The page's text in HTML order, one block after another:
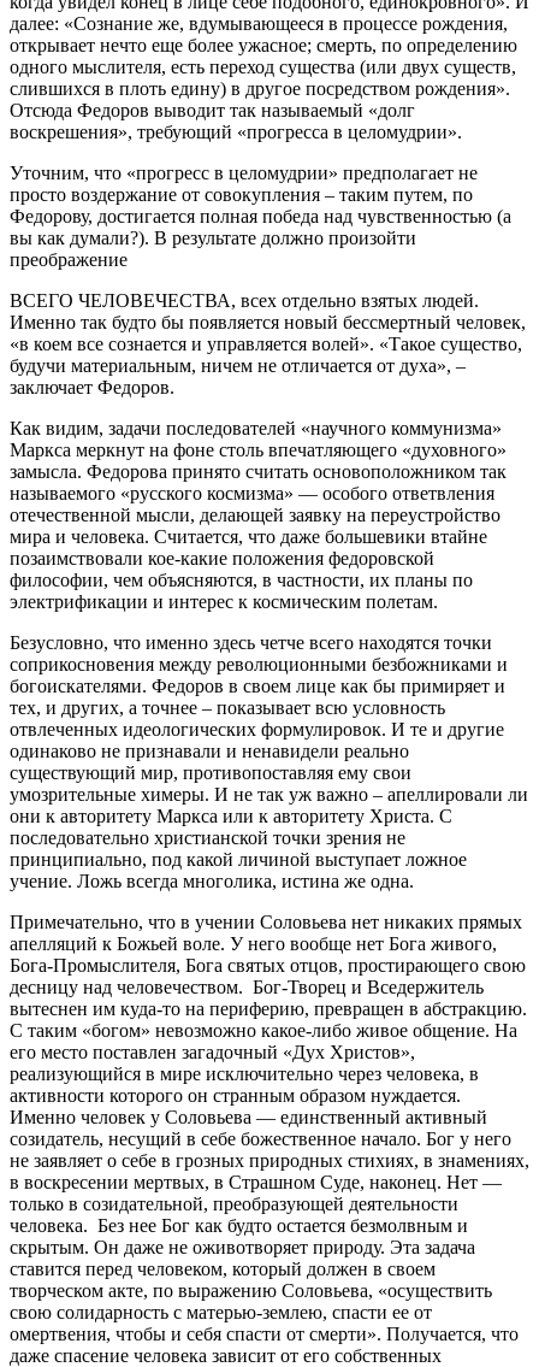
далее: «Сознание же, вдумывающееся в процессе рождения,
открывает нечто еще более ужасное; смерть, по определению
одного мыслителя, есть переход существа (или двух существ,
слившихся в плоть едину) в другое посредством рождения».
Отсюда Федоров выводит так называемый «долг
воскрешения», требующий «прогресса в целомудрии».
Уточним, что «прогресс в целомудрии» предполагает не
просто воздержание от совокупления – таким путем, по
Федорову, достигается полная победа над чувственностью (а
вы как думали?). В результате должно произойти
преображение
ВСЕГО ЧЕЛОВЕЧЕСТВА, всех отдельно взятых людей.
Именно так будто бы появляется новый бессмертный человек,
«в коем все сознается и управляется волей». «Такое существо,
будучи материальным, ничем не отличается от духа», –
заключает Федоров.
Как видим, задачи последователей «научного коммунизма»
Маркса меркнут на фоне столь впечатляющего «духовного»
замысла. Федорова принято считать основоположником так
называемого «русского космизма» — особого ответвления
отечественной мысли, делающей заявку на переустройство
мира и человека. Считается, что даже большевики втайне
позаимствовали кое-какие положения федоровской
философии, чем объясняются, в частности, их планы по
электрификации и интерес к космическим полетам.
Безусловно, что именно здесь четче всего находятся точки
соприкосновения между революционными безбожниками и
богоискателями. Федоров в своем лице как бы примиряет и
тех, и других, а точнее – показывает всю условность
отвлеченных идеологических формулировок. И те и другие
одинаково не признавали и ненавидели реально
существующий мир, противопоставляя ему свои
умозрительные химеры. И не так уж важно – апеллировали ли
они к авторитету Маркса или к авторитету Христа. С
последовательно христианской точки зрения не
принципиально, под какой личиной выступает ложное
учение. Ложь всегда многолика, истина же одна.
Примечательно, что в учении Соловьева нет никаких прямых
апелляций к Божьей воле. У него вообще нет Бога живого,
Бога-Промыслителя, Бога святых отцов, простирающего свою
десницу над человечеством. Бог-Творец и Вседержитель
вытеснен им куда-то на периферию, превращен в абстракцию.
С таким «богом» невозможно какое-либо живое общение. На
его место поставлен загадочный «Дух Христов»,
реализующийся в мире исключительно через человека, в
активности которого он странным образом нуждается.
Именно человек у Соловьева — единственный активный
созидатель, несущий в себе божественное начало. Бог у него
не заявляет о себе в грозных природных стихиях, в знамениях,
в воскресении мертвых, в Страшном Суде, наконец. Нет —
только в созидательной, преобразующей деятельности
человека. Без нее Бог как будто остается безмолвным и
скрытым. Он даже не оживотворяет природу. Эта задача
ставится перед человеком, который должен в своем
творческом акте, по выражению Соловьева, «осуществить
свою солидарность с матерью-землею, спасти ее от
омертвения, чтобы и себя спасти от смерти». Получается, что
даже спасение человека зависит от его собственных